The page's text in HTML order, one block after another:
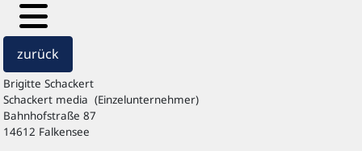
zurück
Brigitte Schackert
Schackert media (Einzelunternehmer)
Bahnhofstraße 87
14612 Falkensee